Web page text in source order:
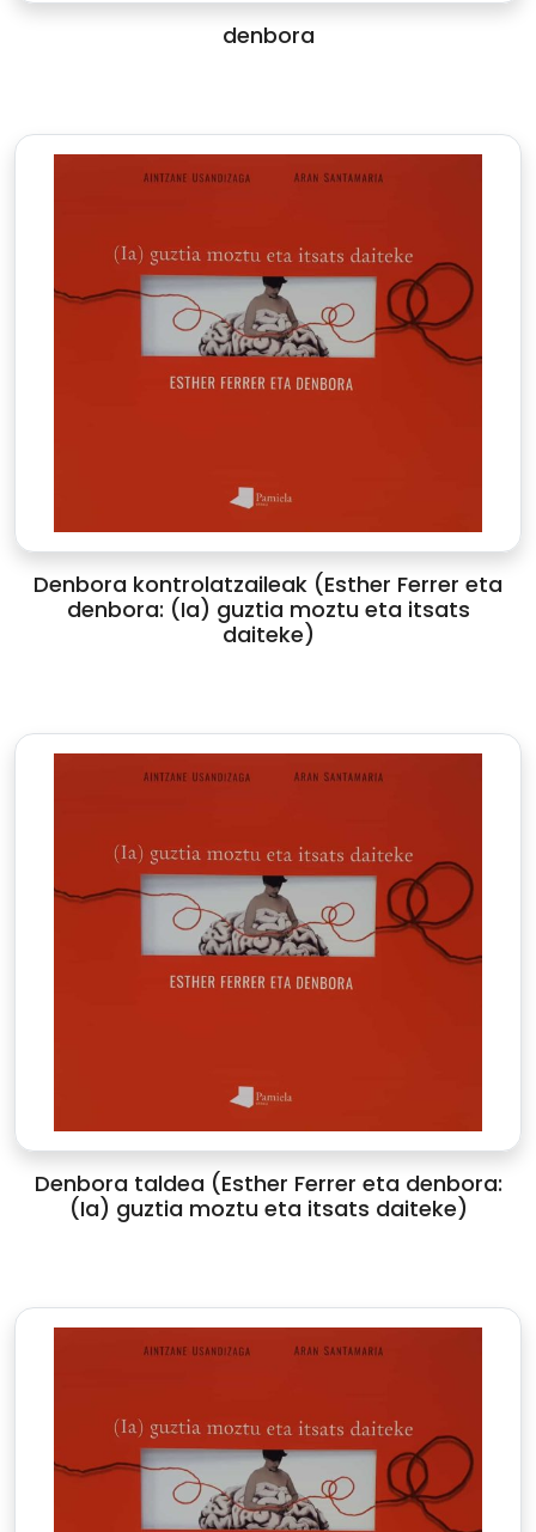
denbora
Denbora kontrolatzaileak (Esther Ferrer eta
denbora: (Ia) guztia moztu eta itsats
daiteke)
Denbora taldea (Esther Ferrer eta denbora:
(Ia) guztia moztu eta itsats daiteke)